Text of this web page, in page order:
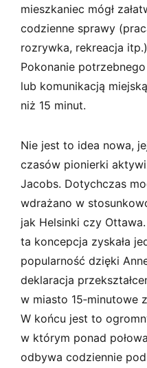
mieszkaniec mógł
codzienne sprawy
rozrywka, rekreacja
Pokonanie
lub komunikacją
niż 15 minut.
Nie jest to idea nowa,
czasów pionierki
Jacobs. Dotychczas
wdrażano w
jak Helsinki czy
ta koncepcja zyskała
popularność dzięki
deklaracja
w miasto 15‑minutowe
W końcu jest to
w którym ponad
odbywa codziennie